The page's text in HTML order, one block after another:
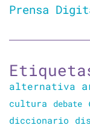
Prensa
alternativa
cultura debate
diccionario